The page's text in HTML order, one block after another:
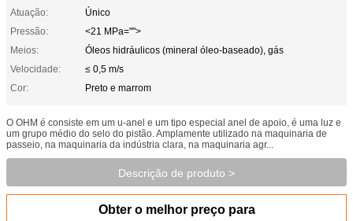
Atuação:
Único
Pressão:
<21 MPa="">
Meios:
Óleos hidráulicos (mineral óleo-baseado), gás
Velocidade:
≤ 0,5 m/s
Cor:
Preto e marrom
O OHM é consiste em um u-anel e um tipo especial anel de apoio, é uma luz e
um grupo médio do selo do pistão. Amplamente utilizado na maquinaria de
passeio, na maquinaria da indústria clara, na maquinaria agr...
Descrição de produto >
Obter o melhor preço para